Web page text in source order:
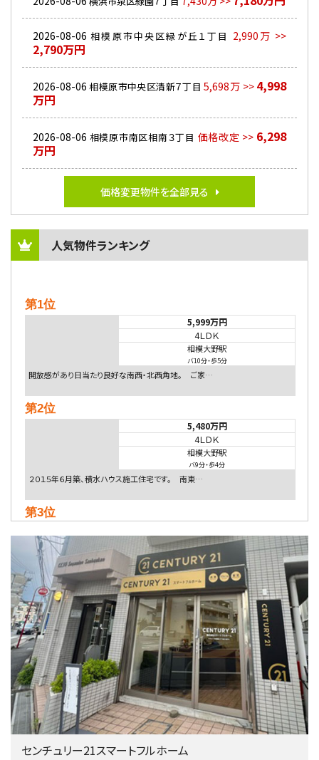
2026-08-06 相模原市中央区緑が丘１丁目 2,990万 >>
2,790万円
2026-08-06 相模原市中央区清新７丁目 5,698万 >> 4,998
万円
2026-08-06 相模原市南区相南３丁目 価格改定 >> 6,298
万円
価格変更物件を全部見る
人気物件ランキング
第1位
5,999万円
4ＬＤＫ
相模大野駅
バ10分・歩5分
開放感があり日当たり良好な南西・北西角地。 ご家…
第2位
5,480万円
4ＬＤＫ
相模大野駅
バ9分・歩4分
２０１５年６月築、積水ハウス施工住宅です。 南東…
第3位
4ＬＤＫ
淵野辺駅
歩17分
南側道路に面しており日当たり良好。 キッチンから…
第4位
3,680万円
4ＳＬＤＫ
海老名駅
バ15分・歩1分
リビングダイニング部分の床暖房完備 車並列2台駐…
第5位
4,190万円
センチュリー21スマートフルホーム